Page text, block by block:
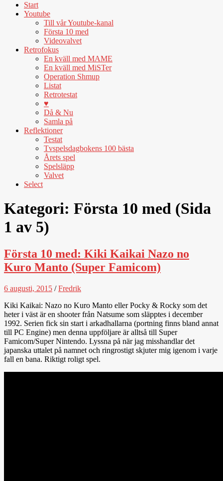
Start
Youtube
Till vår Youtube-kanal
Första 10 med
Videovalvet
Retrofokus
En kväll med MAME
En kväll med MiSTer
Operation Shmup
Listat
Retrotestat
♥
Då & Nu
Samla på
Reflektioner
Testat
Tvspelsdagbokens 100 bästa
Årets spel
Spelsläpp
Valvet
Select
Kategori: Första 10 med (Sida
1 av 5)
Första 10 med: Kiki Kaikai Nazo no
Kuro Manto (Super Famicom)
6 augusti, 2015 /Fredrik
Kiki Kaikai: Nazo no Kuro Manto eller Pocky & Rocky som det
heter i väst är en shooter från Natsume som släpptes i december
1992. Serien fick sin start i arkadhallarna (portning finns bland annat
till PC Engine) men denna uppföljare är alltså till Super
Famicom/Super Nintendo. Lyssna på när jag misshandlar det
japanska uttalet på namnet och ringrostigt skjuter mig igenom i varje
fall en bana. Riktigt roligt spel.